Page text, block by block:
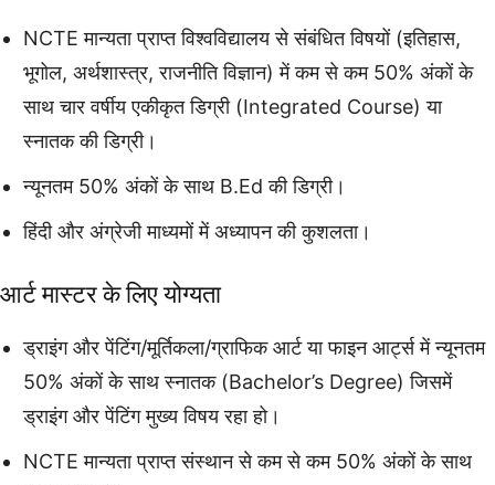
NCTE मान्यता प्राप्त विश्वविद्यालय से संबंधित विषयों (इतिहास,
भूगोल, अर्थशास्त्र, राजनीति विज्ञान) में कम से कम 50% अंकों के
साथ चार वर्षीय एकीकृत डिग्री (Integrated Course) या
स्नातक की डिग्री।
न्यूनतम 50% अंकों के साथ B.Ed की डिग्री।
हिंदी और अंग्रेजी माध्यमों में अध्यापन की कुशलता।
आर्ट मास्टर के लिए योग्यता
ड्राइंग और पेंटिंग/मूर्तिकला/ग्राफिक आर्ट या फाइन आर्ट्स में न्यूनतम
50% अंकों के साथ स्नातक (Bachelor’s Degree) जिसमें
ड्राइंग और पेंटिंग मुख्य विषय रहा हो।
NCTE मान्यता प्राप्त संस्थान से कम से कम 50% अंकों के साथ